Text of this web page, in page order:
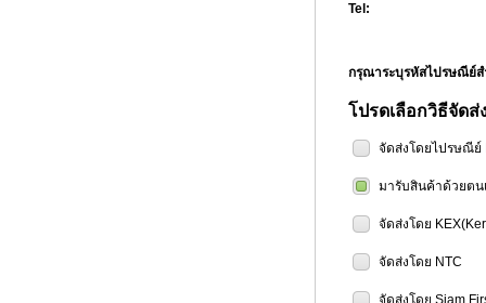
Tel:
กรุณาระบุรหัสไปรษณี
โปรดเลือกวิธีจัดส่
จัดส่งโดยไปรษณีย์
มารับสินค้าด้วยต
จัดส่งโดย
จัดส่งโดย NTC
จัดส่งโดย Siam